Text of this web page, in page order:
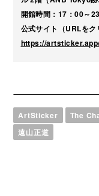
開館時間：17：00～
公式サイト（URLをク
https://
ArtSticker The
遠山正道